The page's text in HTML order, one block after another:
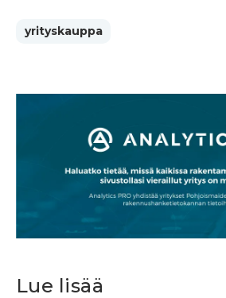
yrityskauppa
Lue lisää